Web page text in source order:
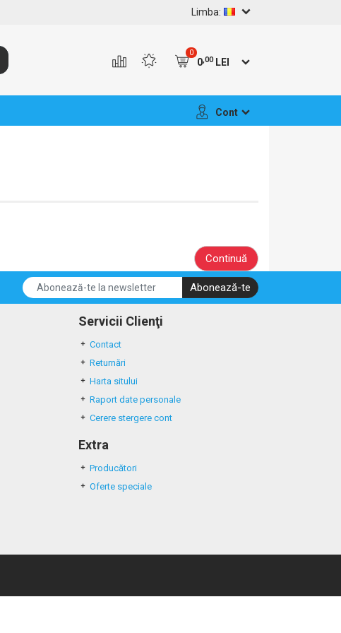
Limba:
0
0,00LEI
Cont
Continuă
Abonează-te
Servicii Clienţi
Contact
Returnări
Harta sitului
Raport date personale
Cerere stergere cont
Extra
Producători
Oferte speciale